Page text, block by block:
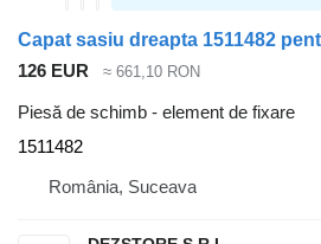
126 EUR ≈ 661,10 RON
Piesă de schimb - element de fixare
1511482
România, Suceava